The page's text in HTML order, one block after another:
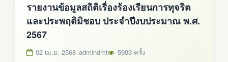
รายงานข้อมูลสถิติเรื่องร้องเรียนการทุจริต
และประพฤติมิชอบ ประจำปีงบประมาณ พ.ศ.
2567
02 เม.ย. 2568 admindmt 5903 ครั้ง